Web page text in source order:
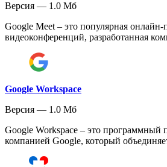
Версия — 1.0 Мб
Google Meet – это популярная онлайн-
видеоконференций, разработанная
Google Workspace
Версия — 1.0 Мб
Google Workspace – это программный
компанией Google, который